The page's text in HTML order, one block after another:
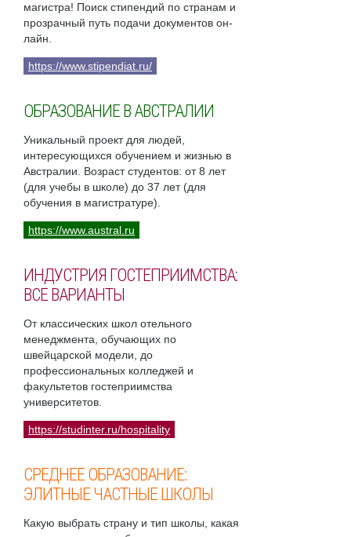
магистра! Поиск стипендий по странам и
прозрачный путь подачи документов он-
лайн.
https://www.stipendiat.ru/
ОБРАЗОВАНИЕ В АВСТРАЛИИ
Уникальный проект для людей,
интересующихся обучением и жизнью в
Австралии. Возраст студентов: от 8 лет
(для учебы в школе) до 37 лет (для
обучения в магистратуре).
https://www.austral.ru
ИНДУСТРИЯ ГОСТЕПРИИМСТВА:
ВСЕ ВАРИАНТЫ
От классических школ отельного
менеджмента, обучающих по
швейцарской модели, до
профессиональных колледжей и
факультетов гостеприимства
университетов.
https://studinter.ru/hospitality
СРЕДНЕЕ ОБРАЗОВАНИЕ:
ЭЛИТНЫЕ ЧАСТНЫЕ ШКОЛЫ
Какую выбрать страну и тип школы, какая